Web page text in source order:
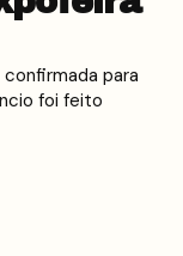
para
foi feito